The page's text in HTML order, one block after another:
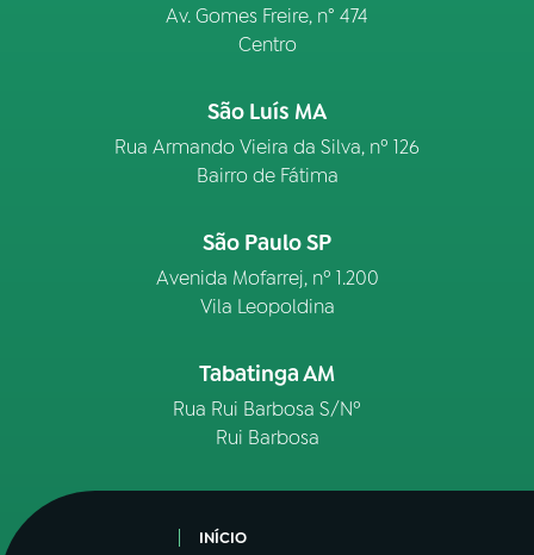
Av. Gomes Freire, n° 474
Centro
São Luís MA
Rua Armando Vieira da Silva, nº 126
Bairro de Fátima
São Paulo SP
Avenida Mofarrej, nº 1.200
Vila Leopoldina
Tabatinga AM
Rua Rui Barbosa S/Nº
Rui Barbosa
INÍCIO